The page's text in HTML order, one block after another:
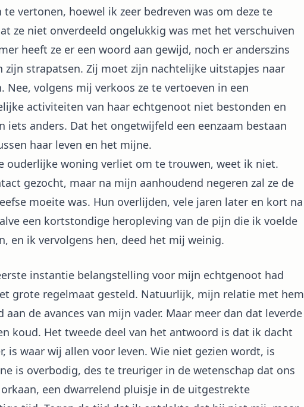
vertonen, hoewel ik zeer bedreven was om deze te
ze niet onverdeeld ongelukkig was met het verschuiven
heeft ze er een woord aan gewijd, noch er anderszins
zijn strapatsen. Zij moet zijn nachtelijke uitstapjes naar
volgens mij verkoos ze te vertoeven in een
activiteiten van haar echtgenoot niet bestonden en
iets anders. Dat het ongetwijfeld een eenzaam bestaan
haar leven en het mijne.
woning verliet om te trouwen, weet ik niet.
gezocht, maar na mijn aanhoudend negeren zal ze de
moeite was. Hun overlijden, vele jaren later en kort na
een kortstondige heropleving van de pijn die ik voelde
en ik vervolgens hen, deed het mij weinig.
instantie belangstelling voor mijn echtgenoot had
grote regelmaat gesteld. Natuurlijk, mijn relatie met hem
de avances van mijn vader. Maar meer dan dat leverde
koud. Het tweede deel van het antwoord is dat ik dacht
is waar wij allen voor leven. Wie niet gezien wordt, is
is overbodig, des te treuriger in de wetenschap dat ons
een dwarrelend pluisje in de uitgestrekte